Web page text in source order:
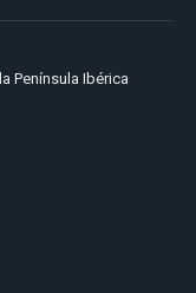
Península Ibérica